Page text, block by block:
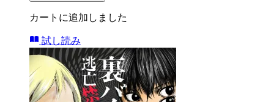
カートに追加しました
試し読み